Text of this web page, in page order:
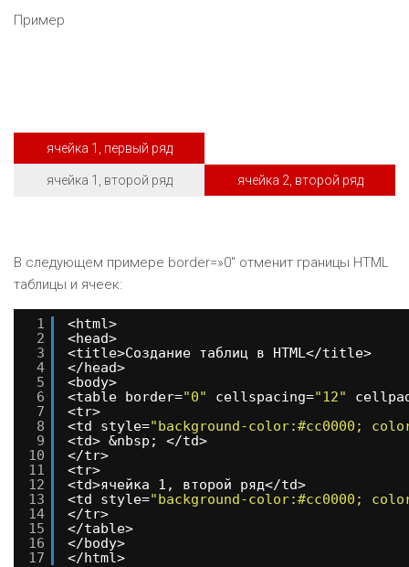
Пример
ячейка 1, первый ряд
ячейка 1, второй ряд ячейка 2, второй ряд
В следующем примере border=»0″ отменит границы HTML
таблицы и ячеек:
1
2
3
4
5
6
7
8
9
10
11
12
13
14
15
16
17
<html>
<head>
<title>Создание таблиц в HTML</title>
</head>
<body>
<table border="0" cellspacing="12"
<tr>
<td style="background-color:#cc0000;
<td> &nbsp; </td>
</tr>
<tr>
<td>ячейка 1, второй ряд</td>
<td style="background-color:#cc0000;
</tr>
</table>
</body>
</html>